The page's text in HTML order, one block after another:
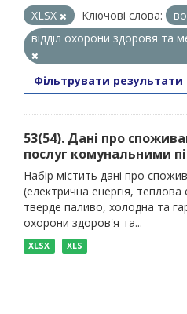
XLSX
Ключові слова:
відділ охорони здоровя та
Фільтрувати результати
53(54). Дані про
послуг комунальними
Набір містить дані про
(електрична енергія, теплова
тверде паливо, холодна та
охорони здоров'я та...
XLSX XLS